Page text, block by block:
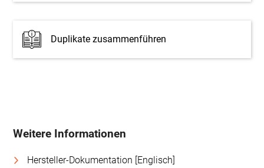
Duplikate zusammenführen
Weitere Informationen
Hersteller-Dokumentation [Englisch]